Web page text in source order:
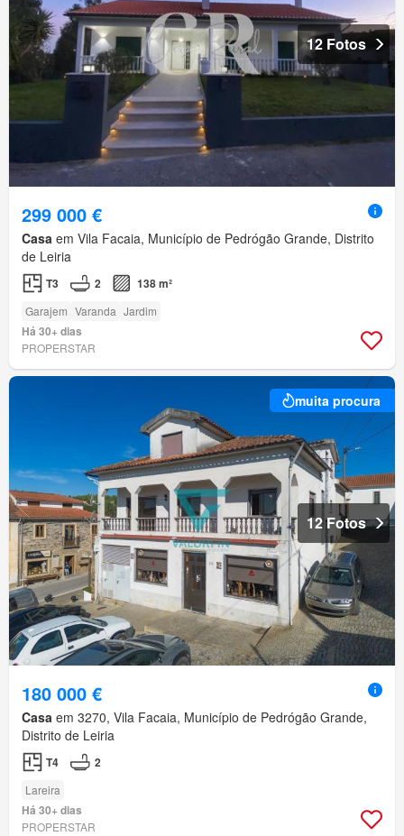
12 Fotos
299 000 €
Casa em Vila Facaia, Município de Pedrógão Grande, Distrito
de Leiria
T3 2 138 m²
Garajem Varanda Jardim
Há 30+ dias
PROPERSTAR
muita procura
12 Fotos
180 000 €
Casa em 3270, Vila Facaia, Município de Pedrógão Grande,
Distrito de Leiria
T4 2
Lareira
Há 30+ dias
PROPERSTAR